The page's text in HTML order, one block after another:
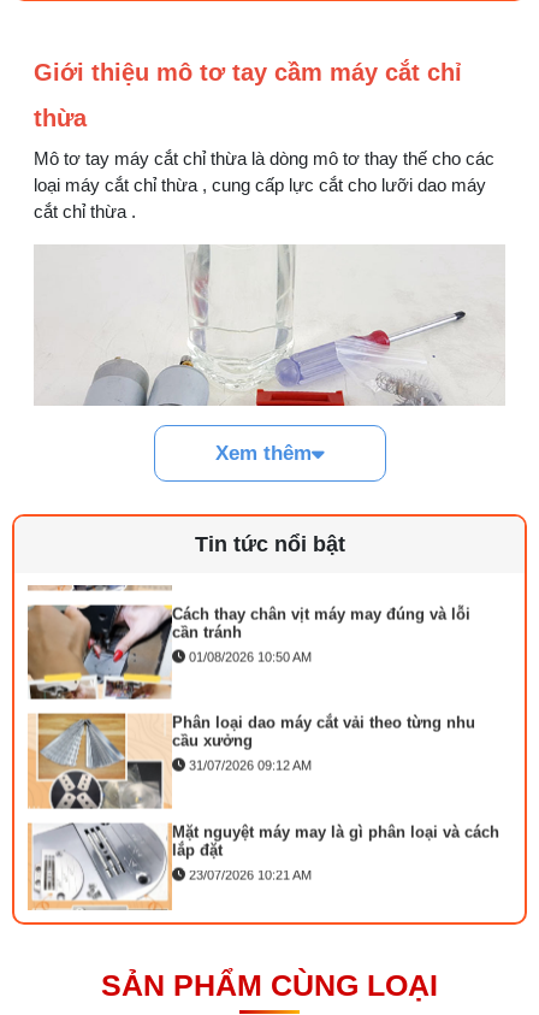
Giới thiệu mô tơ tay cầm máy cắt chỉ
thừa
Mô tơ tay máy cắt chỉ thừa là dòng mô tơ thay thế cho các
loại máy cắt chỉ thừa , cung cấp lực cắt cho lưỡi dao máy
cắt chỉ thừa .
Thông số kỹ thuật:
Nguồn điện 12 V
Xem thêm
Tin tức nổi bật
Đồng tiền máy may là gì? Hướng dẫn chỉnh
chỉ đúng
Máy vắt sổ Siruba Trung và Đài khác nhau
thế nào
Quy trình kiểm vải đầu vào và cách tính
điểm lỗi chuẩn
05/08/2026 10:52 AM
Cách lắp kim máy vắt sổ đúng chiều tránh
bỏ mũi
03/08/2026 10:22 AM
29/07/2026 09:14 AM
cần tránh
01/08/2026 10:50 AM
Phân loại dao máy cắt vải theo từng nhu
cầu xưởng
31/07/2026 09:12 AM
lắp đặt
23/07/2026 10:21 AM
Bộ phụ trợ kéo vải máy may là gì? Công
27/07/2026 08:20 AM
SẢN PHẨM CÙNG LOẠI